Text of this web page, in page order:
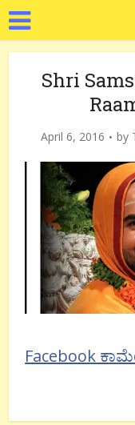
Shri
April 6, 2016 by
Facebook